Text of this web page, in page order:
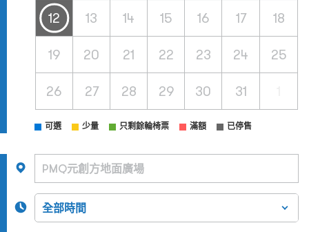
12 13 14 15 16 17 18
19 20 21 22 23 24 25
26 27 28 29 30 31
可選 少量 只剩餘輪椅票 滿額 已停售